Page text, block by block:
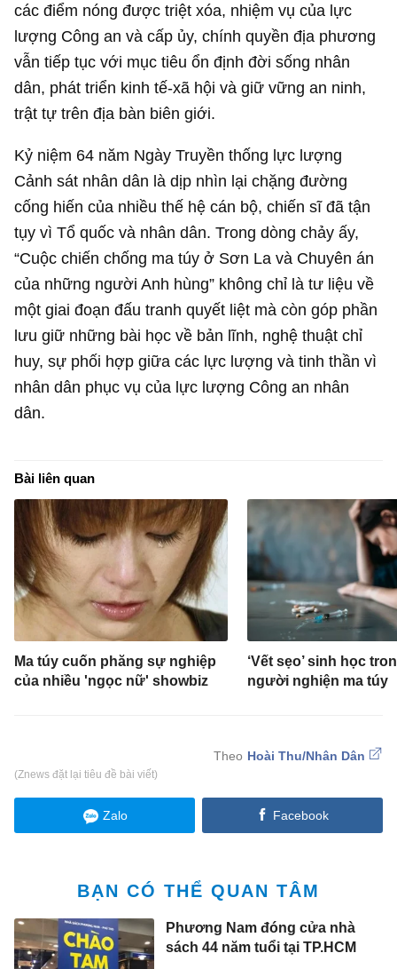
các điểm nóng được triệt xóa, nhiệm vụ của lực
lượng Công an và cấp ủy, chính quyền địa phương
vẫn tiếp tục với mục tiêu ổn định đời sống nhân
dân, phát triển kinh tế-xã hội và giữ vững an ninh,
trật tự trên địa bàn biên giới.
Kỷ niệm 64 năm Ngày Truyền thống lực lượng
Cảnh sát nhân dân là dịp nhìn lại chặng đường
cống hiến của nhiều thế hệ cán bộ, chiến sĩ đã tận
tụy vì Tổ quốc và nhân dân. Trong dòng chảy ấy,
“Cuộc chiến chống ma túy ở Sơn La và Chuyên án
của những người Anh hùng” không chỉ là tư liệu về
một giai đoạn đấu tranh quyết liệt mà còn góp phần
lưu giữ những bài học về bản lĩnh, nghệ thuật chỉ
huy, sự phối hợp giữa các lực lượng và tinh thần vì
nhân dân phục vụ của lực lượng Công an nhân
dân.
Bài liên quan
Ma túy cuốn phăng sự nghiệp
của nhiều 'ngọc nữ' showbiz
‘Vết sẹo’ sinh học
người nghiện ma túy
Hoài Thu/Nhân Dân
(Znews đặt lại tiêu đề bài viết)
Zalo Facebook
BẠN CÓ THỂ QUAN TÂM
Phương Nam đóng cửa nhà
sách 44 năm tuổi tại TP.HCM